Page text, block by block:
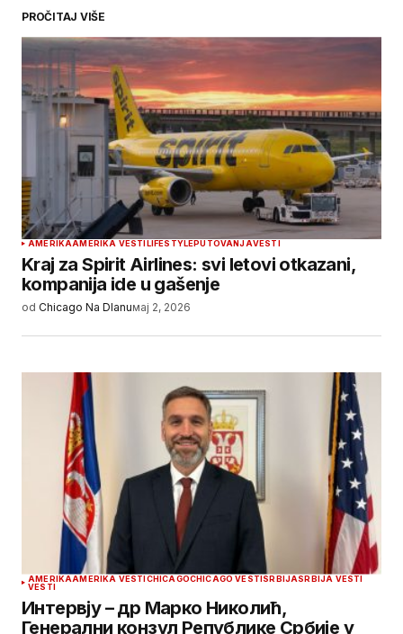
SUBMIT COMMENT
PROČITAJ VIŠE
AMERIKAAMERIKA VESTI LIFESTYLEPUTOVANJAVESTI
Kraj za Spirit Airlines: svi letovi otkazani,
kompanija ide u gašenje
od Chicago Na Dlanuмај 2, 2026
AMERIKAAMERIKA VESTICHICAGOCHICAGO VESTISRBIJASRBIJA VESTI
VESTI
Интервју – др Марко Николић,
Генерални конзул Републике Србије у